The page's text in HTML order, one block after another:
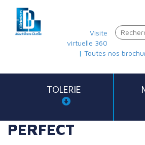
Visite
virtuelle 360
| Toutes nos
TOLERIE
PERFECT